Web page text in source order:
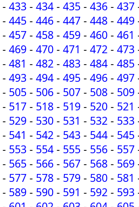
- 433 - 434 - 435 - 436 - 437
- 445 - 446 - 447 - 448 - 449
- 457 - 458 - 459 - 460 - 461
- 469 - 470 - 471 - 472 - 473
- 481 - 482 - 483 - 484 - 485
- 493 - 494 - 495 - 496 - 497
- 505 - 506 - 507 - 508 - 509
- 517 - 518 - 519 - 520 - 521
- 529 - 530 - 531 - 532 - 533
- 541 - 542 - 543 - 544 - 545
- 553 - 554 - 555 - 556 - 557
- 565 - 566 - 567 - 568 - 569
- 577 - 578 - 579 - 580 - 581
- 589 - 590 - 591 - 592 - 593